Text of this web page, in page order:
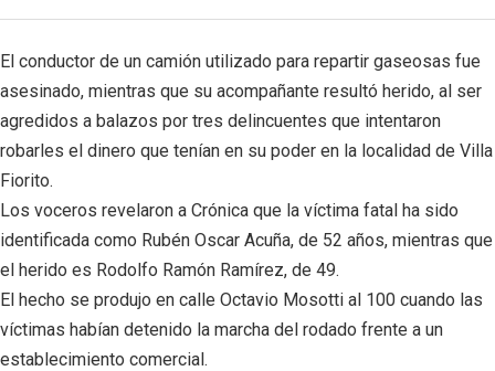
El conductor de un camión utilizado para repartir gaseosas fue
asesinado, mientras que su acompañante resultó herido, al ser
agredidos a balazos por tres delincuentes que intentaron
robarles el dinero que tenían en su poder en la localidad de Villa
Fiorito.
Los voceros revelaron a Crónica que la víctima fatal ha sido
identificada como Rubén Oscar Acuña, de 52 años, mientras que
el herido es Rodolfo Ramón Ramírez, de 49.
El hecho se produjo en calle Octavio Mosotti al 100 cuando las
víctimas habían detenido la marcha del rodado frente a un
establecimiento comercial.